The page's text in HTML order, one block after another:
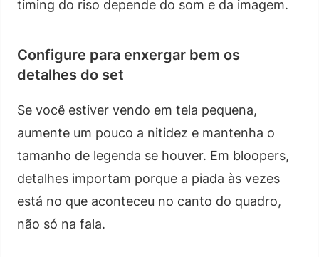
timing do riso depende do som e da imagem.
Configure para enxergar bem os
detalhes do set
Se você estiver vendo em tela pequena,
aumente um pouco a nitidez e mantenha o
tamanho de legenda se houver. Em bloopers,
detalhes importam porque a piada às vezes
está no que aconteceu no canto do quadro,
não só na fala.